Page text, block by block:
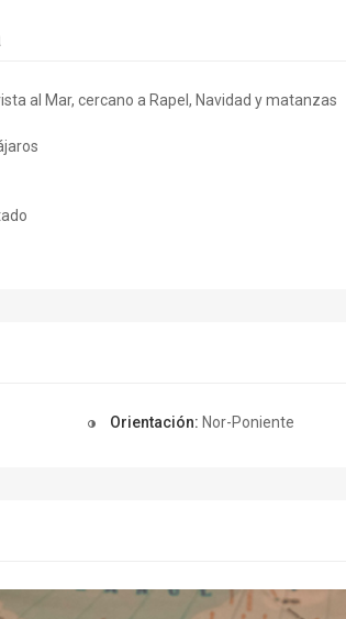
al Mar, cercano a Rapel, Navidad y matanzas
Orientación: Nor-Poniente